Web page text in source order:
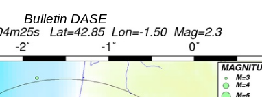
Bulletin DASE